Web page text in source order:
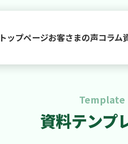
トップページお客さまの声コラム
Template
資料テンプ